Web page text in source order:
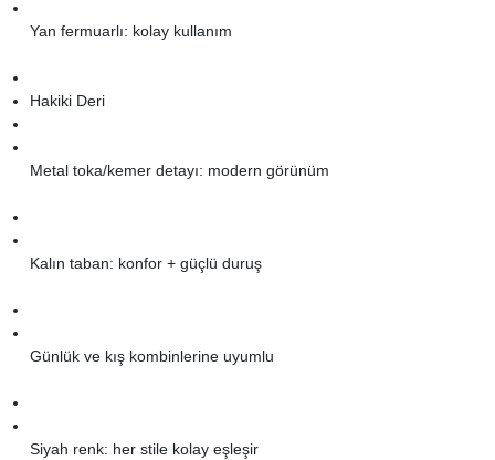
Yan fermuarlı: kolay kullanım
Hakiki Deri
Metal toka/kemer detayı: modern görünüm
Kalın taban: konfor + güçlü duruş
Günlük ve kış kombinlerine uyumlu
Siyah renk: her stile kolay eşleşir